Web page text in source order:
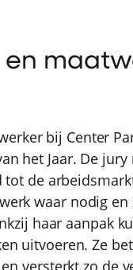
en
bij Center
het Jaar. De
de
waar nodig
haar aanpak
uitvoeren. Ze
versterkt zo de